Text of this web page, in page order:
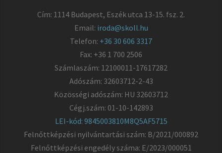
Cím: 1114 Budapest, Eszék utca 13-15. fsz. 2.
Email: iroda@skoll.hu
Telefon: +36 30 606 3317
Fax: +36 1 700 2506
Számlaszám: 12100011-17617282
Adószám: 32603712-2-43
Közösségi adószám: HU 32603712
Cégj.szám: 01-10-142893
LEI-kód: 9845003810M8Q5AF5715
Felnőttképzési nyilvántartási szám: B/2021/000892
Felnőttképzési engedély száma: E/2023/000051